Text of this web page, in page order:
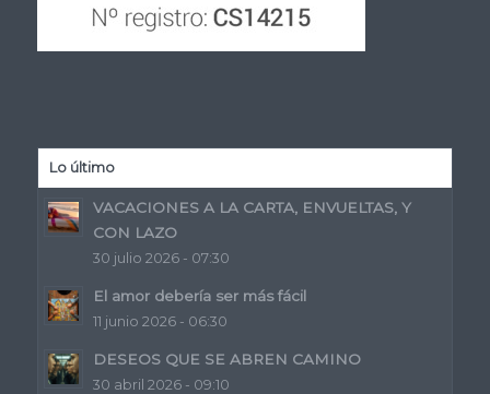
Lo último
VACACIONES A LA CARTA, ENVUELTAS, Y
CON LAZO
30 julio 2026 - 07:30
El amor debería ser más fácil
11 junio 2026 - 06:30
DESEOS QUE SE ABREN CAMINO
30 abril 2026 - 09:10